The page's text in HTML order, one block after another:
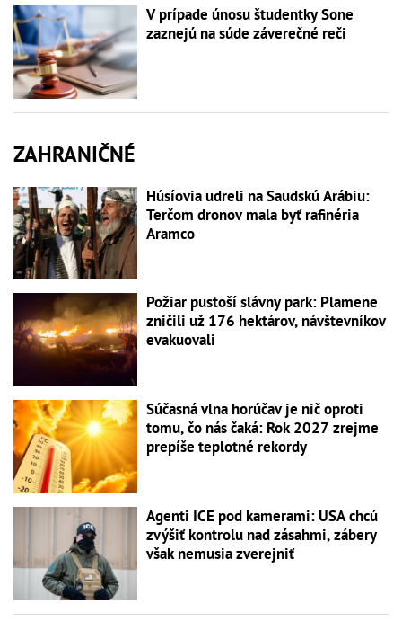
V prípade únosu študentky Sone
zaznejú na súde záverečné reči
ZAHRANIČNÉ
Húsíovia udreli na Saudskú Arábiu:
Terčom dronov mala byť rafinéria
Aramco
Požiar pustoší slávny park: Plamene
zničili už 176 hektárov, návštevníkov
evakuovali
Súčasná vlna horúčav je nič oproti
tomu, čo nás čaká: Rok 2027 zrejme
prepíše teplotné rekordy
Agenti ICE pod kamerami: USA chcú
zvýšiť kontrolu nad zásahmi, zábery
však nemusia zverejniť